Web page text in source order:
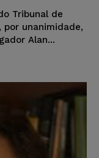
Tribunal de
por unanimidade,
Alan...